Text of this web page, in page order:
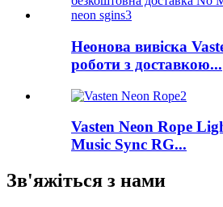
Неонова вивіска
роботи з доставкою...
Vasten Neon Rope
Music Sync RG...
Зв'яжіться з нами